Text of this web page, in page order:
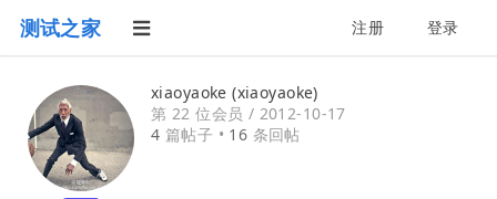
测试之家 注册 登录
xiaoyaoke (xiaoyaoke)
第 22 位会员 / 2012-10-17
4 篇帖子 • 16 条回帖